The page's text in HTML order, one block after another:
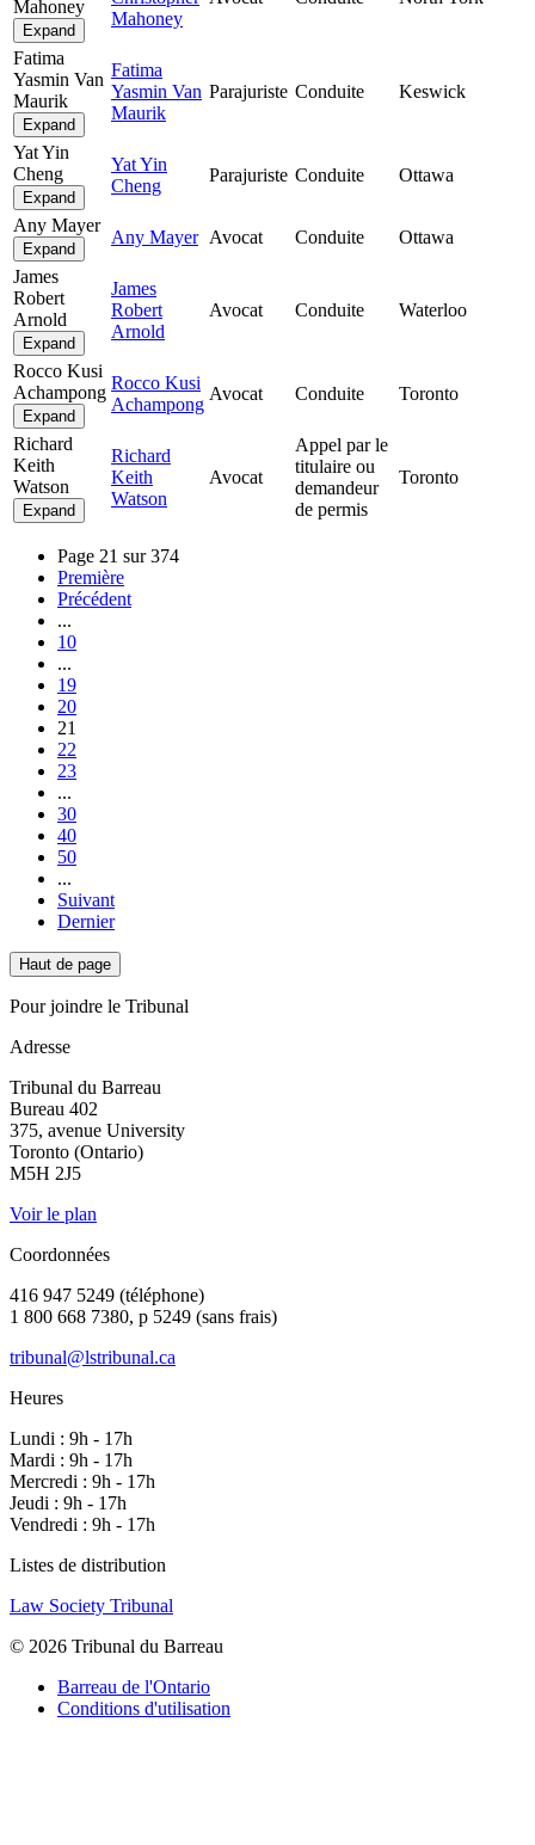
Mahoney
Expand
Mahoney
Fatima
Yasmin Van
Maurik
Expand
Fatima
Yasmin Van
Maurik
Parajuriste Conduite Keswick
Yat Yin
Cheng
Expand
Yat Yin
Cheng
Parajuriste Conduite Ottawa
Any Mayer
Expand
Any Mayer Avocat Conduite
Ottawa
James
Robert
Arnold
Expand
James
Robert
Arnold
Avocat Conduite Waterloo
Rocco Kusi
Achampong
Expand
Rocco Kusi
Achampong
Avocat Conduite Toronto
Richard
Keith
Watson
Expand
Richard
Keith
Watson
Avocat
Appel par le
titulaire ou
demandeur
de permis
Toronto
Page 21 sur 374
Première
Précédent
...
10
...
19
20
21
22
23
...
30
40
50
...
Suivant
Dernier
Haut de page
Pour joindre le Tribunal
Adresse
Tribunal du Barreau
Bureau 402
375, avenue University
Toronto (Ontario)
M5H 2J5
Voir le plan
Coordonnées
416 947 5249 (téléphone)
1 800 668 7380, p 5249 (sans frais)
tribunal@lstribunal.ca
Heures
Lundi : 9h - 17h
Mardi : 9h - 17h
Mercredi : 9h - 17h
Jeudi : 9h - 17h
Vendredi : 9h - 17h
Listes de distribution
Law Society Tribunal
© 2026 Tribunal du Barreau
Barreau de l'Ontario
Conditions d'utilisation